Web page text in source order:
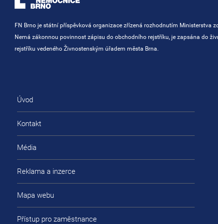
FN Brno je státní příspěvková organizace zřízená rozhodnutím Ministerstva
Nemá zákonnou povinnost zápisu do obchodního rejstříku, je zapsána do
rejstříku vedeného Živnostenským úřadem města Brna.
Úvod
Kontakt
Média
Reklama a inzerce
Mapa webu
Přístup pro zaměstnance